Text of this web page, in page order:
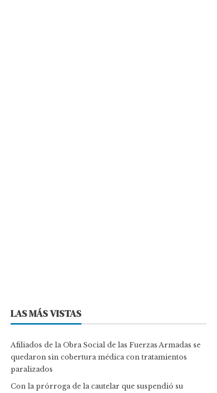
LAS MÁS VISTAS
Afiliados de la Obra Social de las Fuerzas Armadas se
quedaron sin cobertura médica con tratamientos
paralizados
Con la prórroga de la cautelar que suspendió su